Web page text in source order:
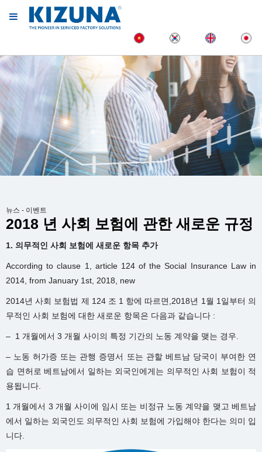
뉴스 - 이벤트
2018 년 사회 보험에 관한 새로운 규정
1. 의무적인 사회 보험에 새로운 항목 추가
According to clause 1, article 124 of the Social Insurance Law in
2014, from January 1st, 2018, new
2014년 사회 보험법 제 124 조 1 항에 따르면,2018년 1월 1일부터 의
무적인 사회 보험에 대한 새로운 항목은 다음과 같습니다 :
– 1 개월에서 3 개월 사이의 특정 기간의 노동 계약을 맺는 경우.
– 노동 허가증 또는 관행 증명서 또는 관할 베트남 당국이 부여한 연
습 면허로 베트남에서 일하는 외국인에게는 의무적인 사회 보험이 적
용됩니다.
1 개월에서 3 개월 사이에 임시 또는 비정규 노동 계약을 맺고 베트남
에서 일하는 외국인도 의무적인 사회 보험에 가입해야 한다는 의미 입
니다.